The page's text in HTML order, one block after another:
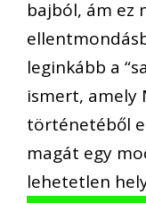
bajból, ám ez
leginkább a
ismert, amely
történetéből
magát egy
lehetetlen